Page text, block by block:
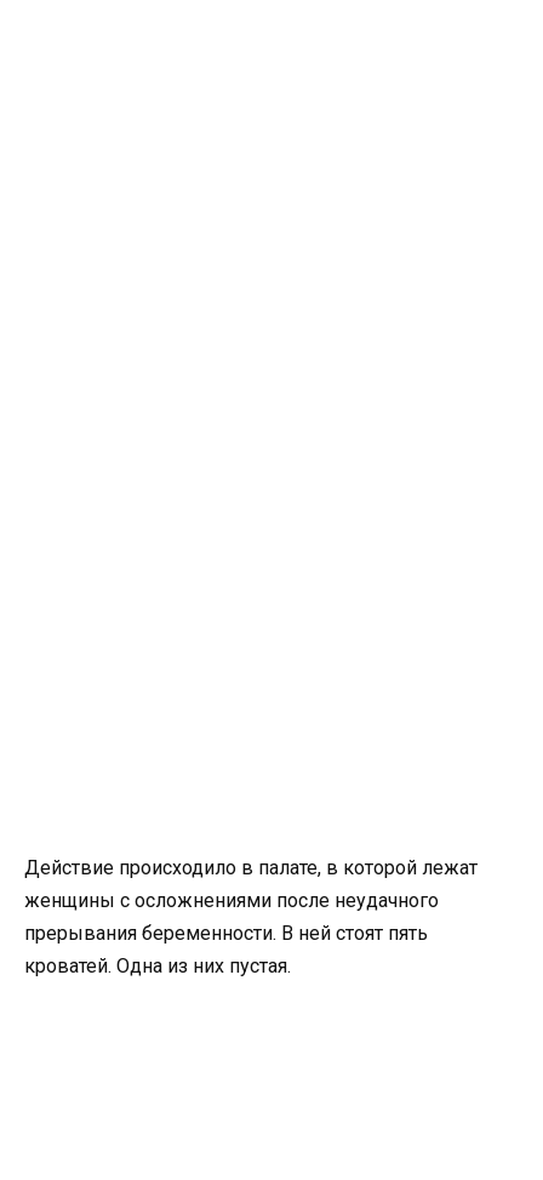
Действие происходило в палате, в которой лежат
женщины с осложнениями после неудачного
прерывания беременности. В ней стоят пять
кроватей. Одна из них пустая.